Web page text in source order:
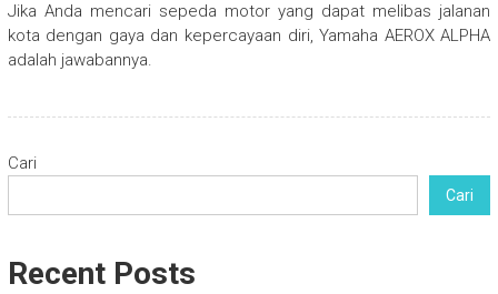
Jika Anda mencari sepeda motor yang dapat melibas jalanan
kota dengan gaya dan kepercayaan diri, Yamaha AEROX ALPHA
adalah jawabannya.
Cari
Cari
Recent Posts